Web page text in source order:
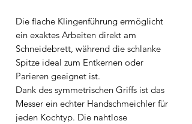
Die flache Klingenführung ermöglicht
ein exaktes Arbeiten direkt am
Schneidebrett, während die schlanke
Spitze ideal zum Entkernen oder
Parieren geeignet ist.
Dank des symmetrischen Griffs ist das
Messer ein echter Handschmeichler für
jeden Kochtyp. Die nahtlose